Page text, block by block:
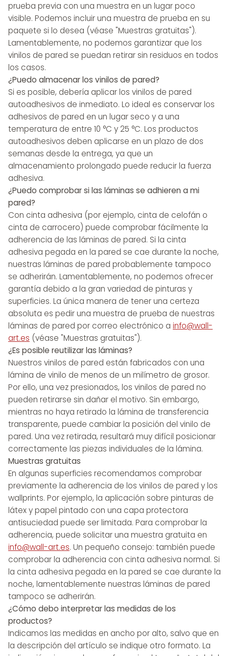
prueba previa con una muestra en un lugar poco
visible. Podemos incluir una muestra de prueba en su
paquete si lo desea (véase "Muestras gratuitas").
Lamentablemente, no podemos garantizar que los
vinilos de pared se puedan retirar sin residuos en todos
los casos.
¿Puedo almacenar los vinilos de pared?
Si es posible, debería aplicar los vinilos de pared
autoadhesivos de inmediato. Lo ideal es conservar los
adhesivos de pared en un lugar seco y a una
temperatura de entre 10 °C y 25 °C. Los productos
autoadhesivos deben aplicarse en un plazo de dos
semanas desde la entrega, ya que un
almacenamiento prolongado puede reducir la fuerza
adhesiva.
¿Puedo comprobar si las láminas se adhieren a mi
pared?
Con cinta adhesiva (por ejemplo, cinta de celofán o
cinta de carrocero) puede comprobar fácilmente la
adherencia de las láminas de pared. Si la cinta
adhesiva pegada en la pared se cae durante la noche,
nuestras láminas de pared probablemente tampoco
se adherirán. Lamentablemente, no podemos ofrecer
garantía debido a la gran variedad de pinturas y
superficies. La única manera de tener una certeza
absoluta es pedir una muestra de prueba de nuestras
láminas de pared por correo electrónico a info@wall-
art.es (véase "Muestras gratuitas").
¿Es posible reutilizar las láminas?
Nuestros vinilos de pared están fabricados con una
lámina de vinilo de menos de un milímetro de grosor.
Por ello, una vez presionados, los vinilos de pared no
pueden retirarse sin dañar el motivo. Sin embargo,
mientras no haya retirado la lámina de transferencia
transparente, puede cambiar la posición del vinilo de
pared. Una vez retirada, resultará muy difícil posicionar
correctamente las piezas individuales de la lámina.
Muestras gratuitas
En algunas superficies recomendamos comprobar
previamente la adherencia de los vinilos de pared y los
wallprints. Por ejemplo, la aplicación sobre pinturas de
látex y papel pintado con una capa protectora
antisuciedad puede ser limitada. Para comprobar la
adherencia, puede solicitar una muestra gratuita en
info@wall-art.es. Un pequeño consejo: también puede
comprobar la adherencia con cinta adhesiva normal. Si
la cinta adhesiva pegada en la pared se cae durante la
noche, lamentablemente nuestras láminas de pared
tampoco se adherirán.
¿Cómo debo interpretar las medidas de los
productos?
Indicamos las medidas en ancho por alto, salvo que en
la descripción del artículo se indique otro formato. La